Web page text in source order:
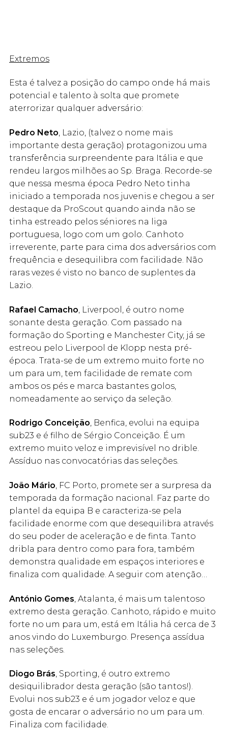
Extremos
Esta é talvez a posição do campo onde há mais
potencial e talento à solta que promete
aterrorizar qualquer adversário:
Pedro Neto, Lazio, (talvez o nome mais
importante desta geração) protagonizou uma
transferência surpreendente para Itália e que
rendeu largos milhões ao Sp. Braga. Recorde-se
que nessa mesma época Pedro Neto tinha
iniciado a temporada nos juvenis e chegou a ser
destaque da ProScout quando ainda não se
tinha estreado pelos séniores na liga
portuguesa, logo com um golo. Canhoto
irreverente, parte para cima dos adversários com
frequência e desequilibra com facilidade. Não
raras vezes é visto no banco de suplentes da
Lazio.
Rafael Camacho , Liverpool, é outro nome
sonante desta geração. Com passado na
formação do Sporting e Manchester City, já se
estreou pelo Liverpool de Klopp nesta pré-
época. Trata-se de um extremo muito forte no
um para um, tem facilidade de remate com
ambos os pés e marca bastantes golos,
nomeadamente ao serviço da seleção.
Rodrigo Conceição, Benfica, evolui na equipa
sub23 e é filho de Sérgio Conceição. É um
extremo muito veloz e imprevisível no drible.
Assíduo nas convocatórias das seleções.
João Mário, FC Porto, promete ser a surpresa da
temporada da formação nacional. Faz parte do
plantel da equipa B e caracteriza-se pela
facilidade enorme com que desequilibra através
do seu poder de aceleração e de finta. Tanto
dribla para dentro como para fora, também
demonstra qualidade em espaços interiores e
finaliza com qualidade. A seguir com atenção…
António Gomes , Atalanta, é mais um talentoso
extremo desta geração. Canhoto, rápido e muito
forte no um para um, está em Itália há cerca de 3
anos vindo do Luxemburgo. Presença assídua
nas seleções.
Diogo Brás, Sporting, é outro extremo
desiquilibrador desta geração (são tantos!).
Evolui nos sub23 e é um jogador veloz e que
gosta de encarar o adversário no um para um.
Finaliza com facilidade.